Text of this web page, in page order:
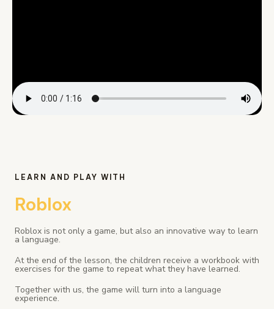
LEARN AND PLAY WITH
Roblox
Roblox is not only a game, but also an innovative way to learn
a language.
At the end of the lesson, the children receive a workbook with
exercises for the game to repeat what they have learned.
Together with us, the game will turn into a language
experience.